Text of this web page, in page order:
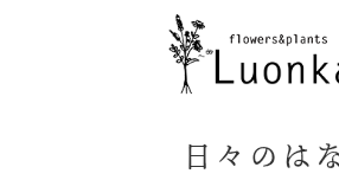
日々のは